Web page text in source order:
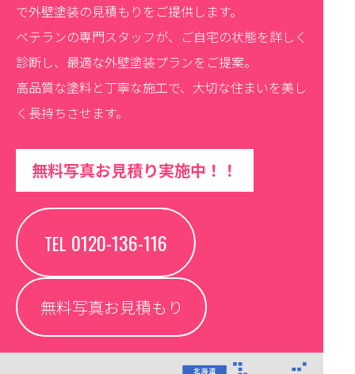
で外壁塗装の見積もりをご提供します。
ベテランの専門スタッフが、ご自宅の状態を詳しく
診断し、最適な外壁塗装プランをご提案。
高品質な塗料と丁寧な施工で、大切な住まいを美し
く長持ちさせます。
無料写真お見積り実施中！！
TEL 0120-136-116
無料写真お見積もり